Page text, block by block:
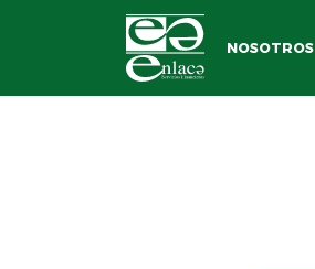
NOSOTROS